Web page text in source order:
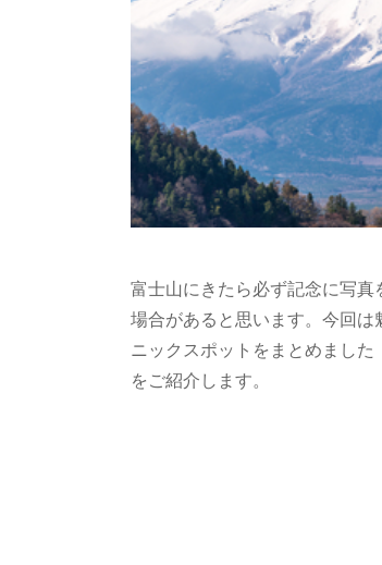
富士山にきたら必ず記念に写
場合があると思います。今回
ニックスポットをまとめまし
をご紹介します。